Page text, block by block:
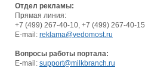
Отдел рекламы:
Прямая линия:
+7 (499) 267-40-10, +7 (499) 267-40-15
E-mail: reklama@vedomost.ru
Вопросы работы портала:
E-mail: support@milkbranch.ru